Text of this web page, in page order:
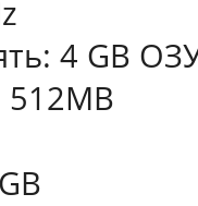
4 GB
512MB